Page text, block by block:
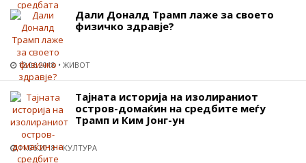
Дали Доналд Трамп лаже за своето
физичко здравје?
12.06.2018 ЖИВОТ
Тајната историја на изолираниот
остров-домаќин на средбите меѓу
Трамп и Ким Јонг-ун
11.06.2018 КУЛТУРА